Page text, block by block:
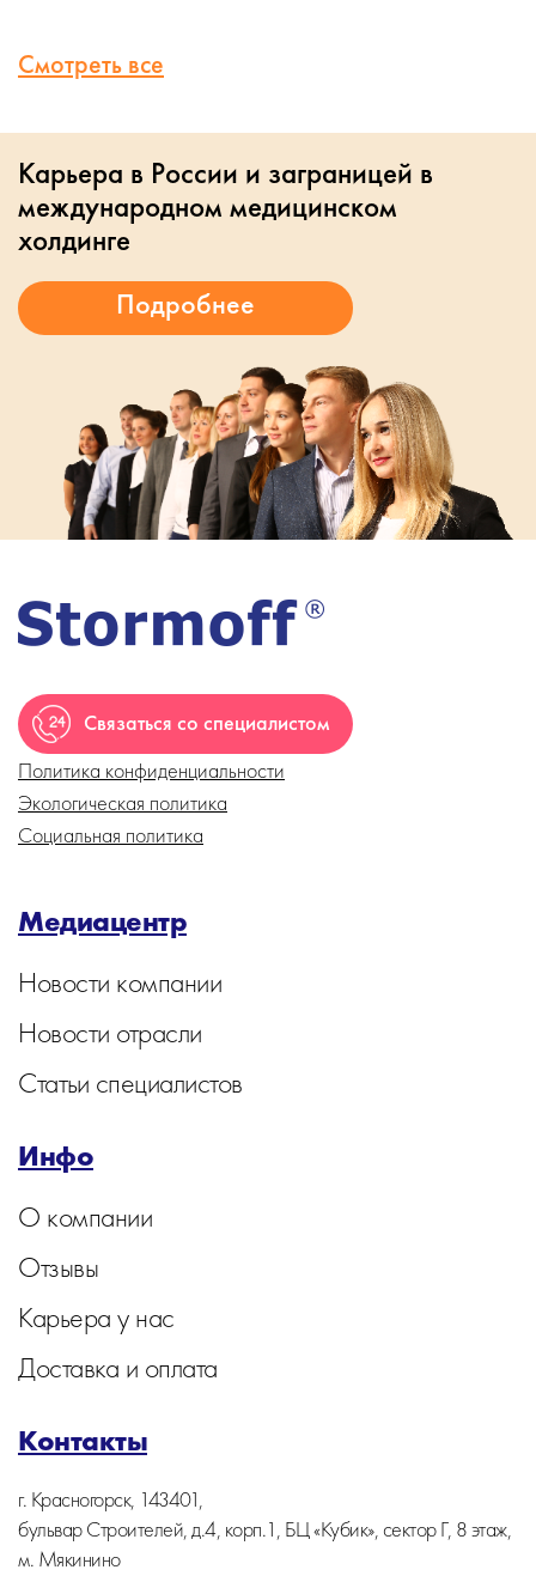
Смотреть все
Карьера в России и заграницей в
международном медицинском
холдинге
Связаться со специалистом
Политика конфиденциальности
Экологическая политика
Социальная политика
Медиацентр
Новости компании
Новости отрасли
Статьи специалистов
Инфо
О компании
Отзывы
Карьера у нас
Доставка и оплата
Контакты
г. Красногорск, 143401,
бульвар Строителей, д.4, корп.1, БЦ «Кубик», сектор Г, 8 этаж,
м. Мякинино